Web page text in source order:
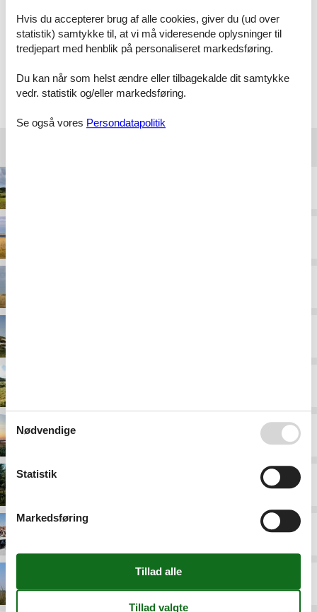
Hurtig besvarelse af spørgsmål på mail inden den
endelige booking.
Vælg mellem 946 sommerhuse
Kloster
Hvis du accepterer brug af alle cookies, giver du (ud over
statistik) samtykke til, at vi må videresende oplysninger til
tredjepart med henblik på personaliseret markedsføring.
Du kan når som helst ændre eller tilbagekalde dit samtykke
vedr. statistik og/eller markedsføring.
Se også vores Persondatapolitik
Nødvendige
Statistik
Markedsføring